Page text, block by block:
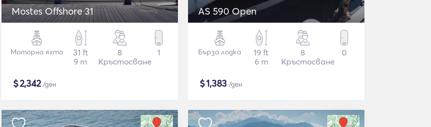
Mostes Offshore 31
Моторна яхта
31 ft
9 m
8
Кръстосване
1
$2,342/ден
AS 590 Open
Бърза лодка
19 ft
6 m
8
Кръстосване
0
$1,383 /ден